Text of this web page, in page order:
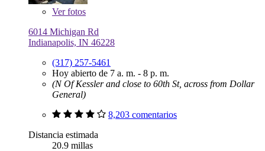
Verfotos
6014 Michigan Rd
Indianapolis, IN 46228
(317) 257-5461
Hoy abierto de 7 a. m. - 8 p. m.
(N Of Kessler and close to 60th St, across from Dollar
General)
8,203 comentarios
Distancia estimada
20.9 millas